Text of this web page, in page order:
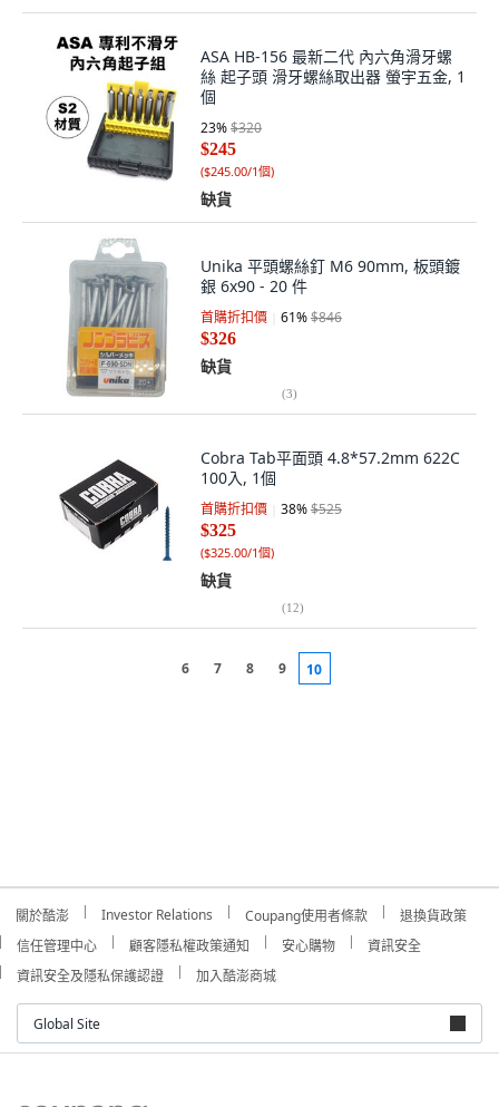
ASA HB-156 最新二代 內六角滑牙螺
絲 起子頭 滑牙螺絲取出器 螢宇五金, 1
個
23%$320
$245
($245.00/1個)
缺貨
Unika 平頭螺絲釘 M6 90mm, 板頭鍍
銀 6x90 - 20 件
首購折扣價 61%$846
$326
缺貨
(3)
Cobra Tab平面頭 4.8*57.2mm 622C
100入, 1個
首購折扣價 38%$525
$325
($325.00/1個)
缺貨
(12)
6 7 8 9 10
關於酷澎 Investor Relations Coupang使用者條款
退換貨政策
信任管理中心
顧客隱私權政策通知 安心購物
資訊安全
資訊安全及隱私保護認證
加入酷澎商城
Global Site